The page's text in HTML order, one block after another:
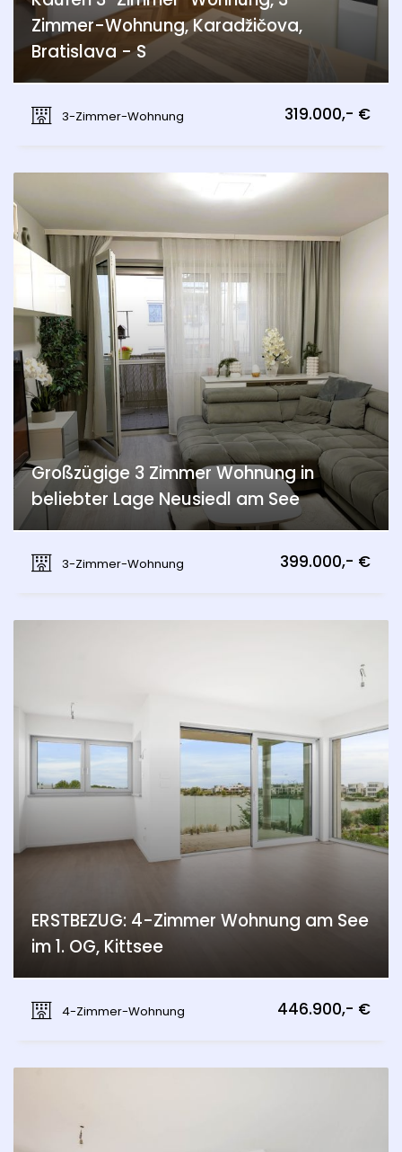
Zimmer-Wohnung, Karadžičova,
Bratislava - S
3-Zimmer-Wohnung
319.000,- €
Großzügige 3 Zimmer Wohnung in
beliebter Lage Neusiedl am See
3-Zimmer-Wohnung
399.000,- €
ERSTBEZUG: 4-Zimmer Wohnung am See
im 1. OG, Kittsee
4-Zimmer-Wohnung
446.900,- €